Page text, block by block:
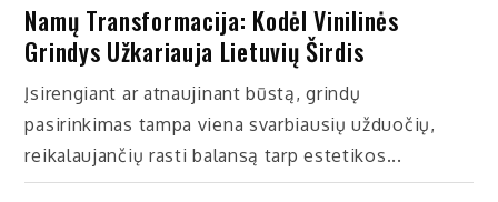
Namų Transformacija: Kodėl Vinilinės
Grindys Užkariauja Lietuvių Širdis
Įsirengiant ar atnaujinant būstą, grindų
pasirinkimas tampa viena svarbiausių užduočių,
reikalaujančių rasti balansą tarp estetikos...